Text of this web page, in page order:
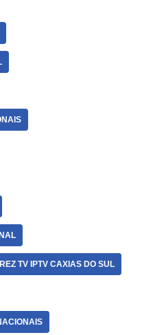
TV IPTV CAXIAS DO SUL